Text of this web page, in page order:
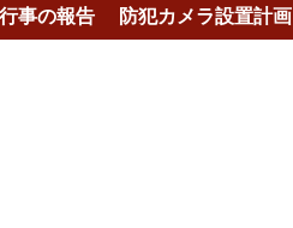
行事の報告 防犯カメラ設置計画